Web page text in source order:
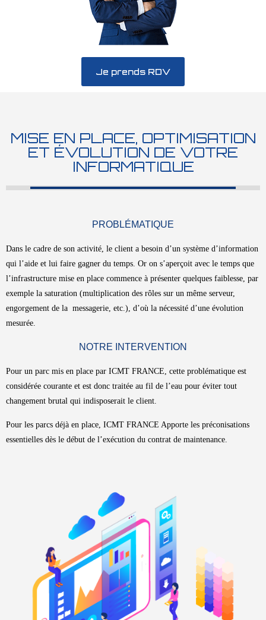
Je prends RDV
MISE EN PLACE, OPTIMISATION
ET ÉVOLUTION DE VOTRE
INFORMATIQUE
PROBLÉMATIQUE
Dans le cadre de son activité, le client a besoin d’un système d’information
qui l’aide et lui faire gagner du temps. Or on s’aperçoit avec le temps que
l’infrastructure mise en place commence à présenter quelques faiblesse, par
exemple la saturation (multiplication des rôles sur un même serveur,
engorgement de la messagerie, etc.), d’où la nécessité d’une évolution
mesurée.
NOTRE INTERVENTION
Pour un parc mis en place par ICMT FRANCE, cette problématique est
considérée courante et est donc traitée au fil de l’eau pour éviter tout
changement brutal qui indisposerait le client.
Pour les parcs déjà en place, ICMT FRANCE Apporte les préconisations
essentielles dès le début de l’exécution du contrat de maintenance.